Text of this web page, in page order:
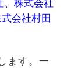
、株式会社
会社村田
ます。一